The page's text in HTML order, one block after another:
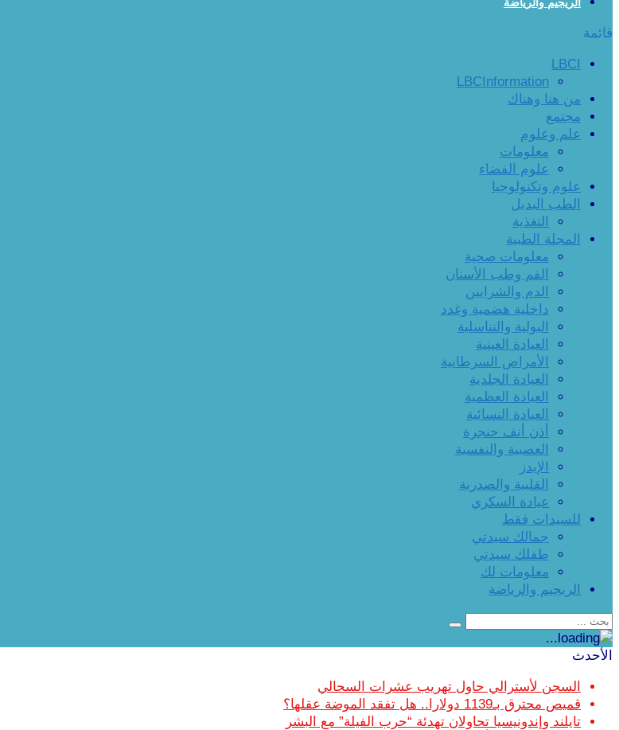
قائمة
LBCI
LBCInformation
من هنا وهناك
مجتمع
علم وعلوم
معلومات
علوم الفضاء
علوم وتكنولوجيا
الطب البديل
التغذية
المجلة الطبية
معلومات صحية
الفم وطب الأسنان
الدم والشرايين
داخلية هضمية وغدد
البولية والتناسلية
العيادة العينية
الأمراض السرطانية
العيادة الجلدية
العيادة العظمية
العيادة النسائية
أذن أنف حنجرة
العصبية والنفسية
الإيدز
القلبية والصدرية
عيادة السكري
للسيدات فقط
جمالك سيدتي
طفلك سيدتي
معلومات لك
الريجيم والرياضة
الأحدث
السجن لأسترالي حاول تهريب عشرات السحالي
قميص محترق بـ1139 دولارا.. هل تفقد الموضة عقلها؟
تايلند وإندونيسيا تحاولان تهدئة “حرب الفيلة” مع البشر